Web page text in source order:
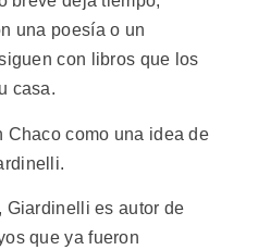
una poesía o un
con libros que los
casa.
Chaco como una idea de
Giardinelli es autor de
que ya fueron